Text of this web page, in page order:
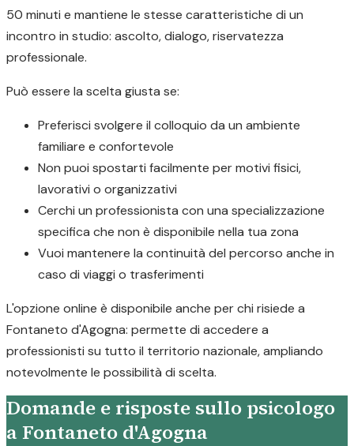
50 minuti e mantiene le stesse caratteristiche di un
incontro in studio: ascolto, dialogo, riservatezza
professionale.
Può essere la scelta giusta se:
Preferisci svolgere il colloquio da un ambiente
familiare e confortevole
Non puoi spostarti facilmente per motivi fisici,
lavorativi o organizzativi
Cerchi un professionista con una specializzazione
specifica che non è disponibile nella tua zona
Vuoi mantenere la continuità del percorso anche in
caso di viaggi o trasferimenti
L'opzione online è disponibile anche per chi risiede a
Fontaneto d'Agogna: permette di accedere a
professionisti su tutto il territorio nazionale, ampliando
notevolmente le possibilità di scelta.
Domande e risposte sullo psicologo
a Fontaneto d'Agogna